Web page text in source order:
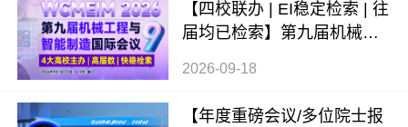
【四校联办 | EI稳定检索 | 往
届均已检索】第九届机械工
2026-09-18
【年度重磅会议/多位院士报